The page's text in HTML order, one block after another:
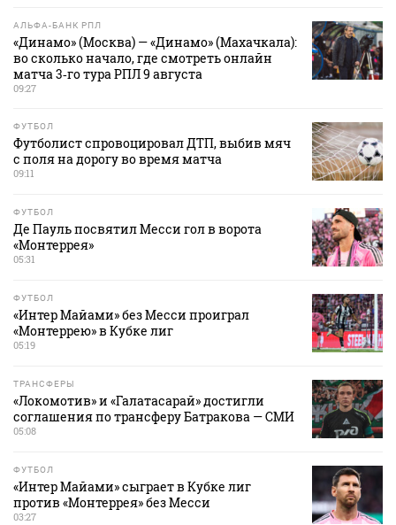
АЛЬФА-БАНК РПЛ
«Динамо» (Москва) — «Динамо» (Махачкала):
во сколько начало, где смотреть онлайн
матча 3‑го тура РПЛ 9 августа
09:27
ФУТБОЛ
Футболист спровоцировал ДТП, выбив мяч
с поля на дорогу во время матча
09:11
ФУТБОЛ
Де Пауль посвятил Месси гол в ворота
«Монтеррея»
05:31
ФУТБОЛ
«Интер Майами» без Месси проиграл
«Монтеррею» в Кубке лиг
05:19
ТРАНСФЕРЫ
«Локомотив» и «Галатасарай» достигли
соглашения по трансферу Батракова — СМИ
05:08
ФУТБОЛ
«Интер Майами» сыграет в Кубке лиг
против «Монтеррея» без Месси
03:27